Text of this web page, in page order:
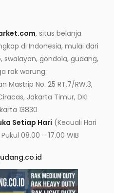
, situs belanja
di Indonesia, mulai dari
swalayan, gondola, gudang,
rak warung.
Mastrip No. 25 RT.7/RW.3,
Jakarta Timur, DKI
13830
Setiap Hari (Kecuali Hari
08.00 – 17.00 WIB